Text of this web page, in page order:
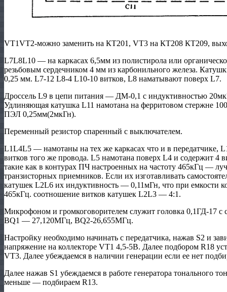
VT1VT2-можно заменить на КТ201, VT3 на КТ208 КТ209,
L7L8L10 — на каркасах 6,5мм из полистирола или
резьбовым сердечником 4 мм из карбонильного железа.
0,25 мм. L7-12 L8-4 L10-10 витков, L8 наматывают поверх L7.
Дроссель L9 в цепи питания — ДМ-0,1 с индуктивностью
Удлиняющая катушка L11 намотана на ферритовом стержне
ПЭЛ 0,25мм(2мкГн).
Переменный резистор спаренный с выключателем.
L1L4L5 — намотаны на тех же каркасах что и в
витков того же провода. L5 намотана поверх L4 и содержит
такие как в контурах ПЧ настроенных на частоту 465кГц —
транзисторных приемников. Если их изготавливать
катушек L2L6 их индуктивность — 0,11мГн, что при емкости
465кГц. соотношение витков катушек L2L3 — 4:1.
Микрофоном и громкоговорителем служит головка 0,1ГД-17 с
BQ1 — 27,120МГц, BQ2-26,655МГц.
Настройку необходимо начинать с передатчика, нажав S2 и
напряжение на коллекторе VT1 4,5-5В. Далее подбором R18
VT3. Далее убеждаемся в наличии генерации если ее нет
Далее нажав S1 убеждаемся в работе генератора тонального
меньше — подбираем R13.